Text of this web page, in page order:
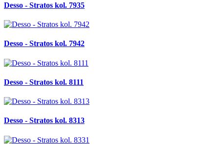
Desso - Stratos kol. 7935
Desso - Stratos kol. 7942
Desso - Stratos kol. 8111
Desso - Stratos kol. 8313